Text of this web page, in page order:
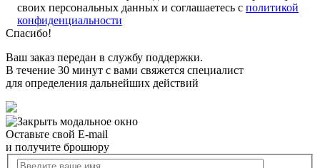
своих персональных данных и соглашаетесь с политикой
конфиденциальности
Спасибо!
Ваш заказ передан в службу поддержки.
В течение 30 минут с вами свяжется специалист
для определения дальнейших действий
Оставьте свой E-mail
и получите брошюру